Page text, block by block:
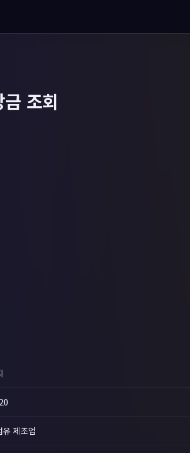
조회
유 제조업